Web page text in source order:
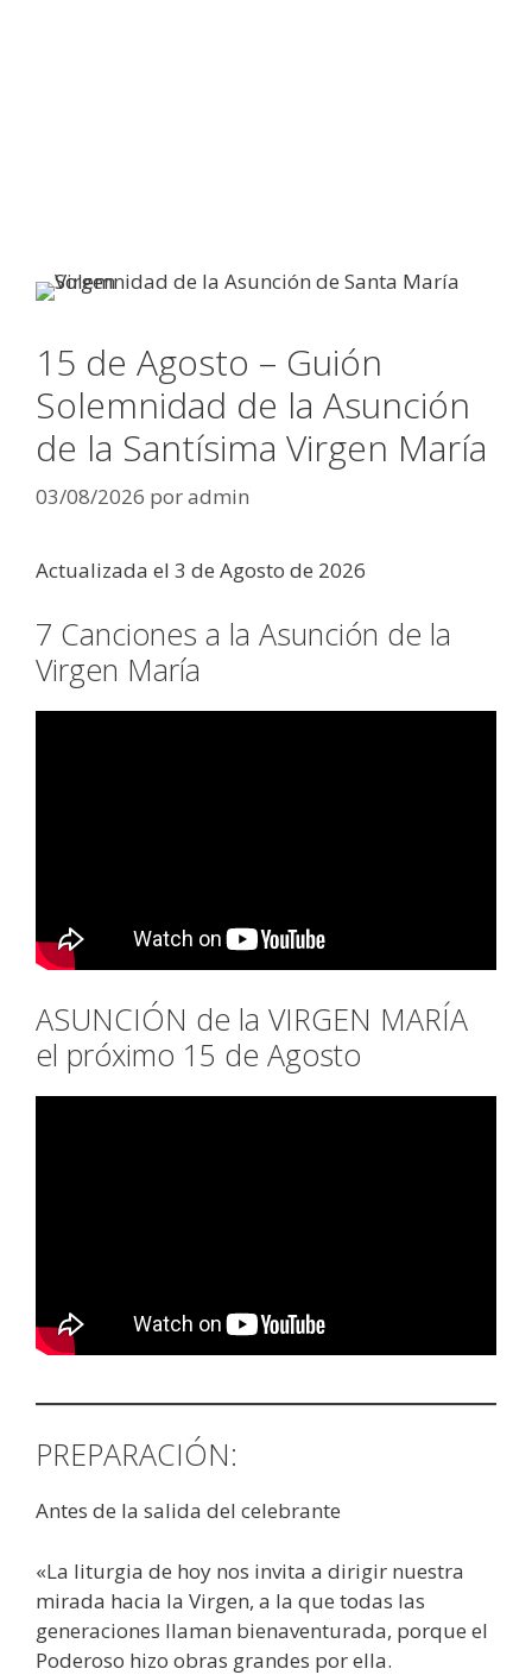
15 de Agosto – Guión
Solemnidad de la Asunción
de la Santísima Virgen María
03/08/2026 poradmin
Actualizada el 3 de Agosto de 2026
7 Canciones a la Asunción de la
Virgen María
ASUNCIÓN de la VIRGEN MARÍA
el próximo 15 de Agosto
PREPARACIÓN:
Antes de la salida del celebrante
«La liturgia de hoy nos invita a dirigir nuestra
mirada hacia la Virgen, a la que todas las
generaciones llaman bienaventurada, porque el
Poderoso hizo obras grandes por ella.